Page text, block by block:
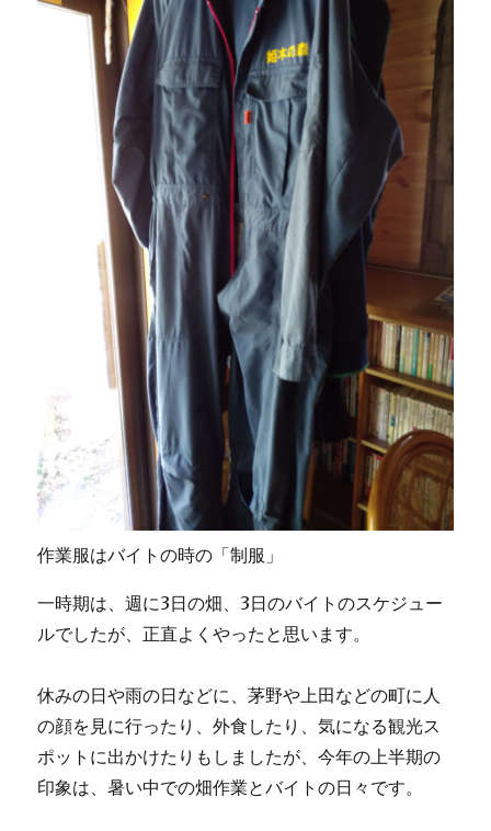
作業服はバイトの時の「制服」
一時期は、週に3日の畑、3日のバイトのスケジュー
ルでしたが、正直よくやったと思います。
休みの日や雨の日などに、茅野や上田などの町に人
の顔を見に行ったり、外食したり、気になる観光ス
ポットに出かけたりもしましたが、今年の上半期の
印象は、暑い中での畑作業とバイトの日々です。